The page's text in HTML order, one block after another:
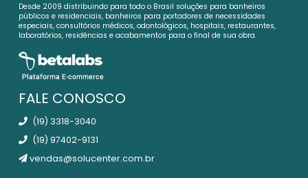
Desde 2009 distribuindo para todo o Brasil soluções para banheiros
públicos e residenciais, banheiros para portadores de necessidades
especiais, consultórios médicos, odontológicos, hospitais, restaurantes,
laboratórios, residências e acabamentos para o final de sua obra.
FALE CONOSCO
(19) 3318-3040
(19) 97402-9131
vendas@solucenter.com.br